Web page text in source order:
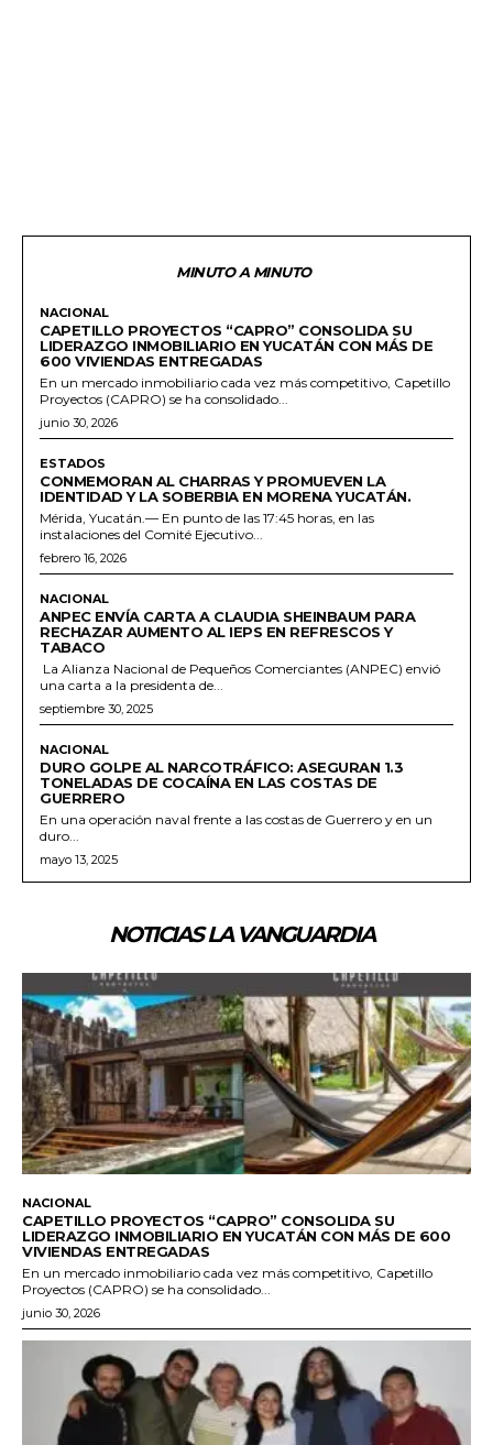
MINUTO A MINUTO
NACIONAL
CAPETILLO PROYECTOS “CAPRO” CONSOLIDA SU
LIDERAZGO INMOBILIARIO EN YUCATÁN CON MÁS DE
600 VIVIENDAS ENTREGADAS
En un mercado inmobiliario cada vez más competitivo, Capetillo
Proyectos (CAPRO) se ha consolidado...
junio 30, 2026
ESTADOS
CONMEMORAN AL CHARRAS Y PROMUEVEN LA
IDENTIDAD Y LA SOBERBIA EN MORENA YUCATÁN.
Mérida, Yucatán.— En punto de las 17:45 horas, en las
instalaciones del Comité Ejecutivo...
febrero 16, 2026
NACIONAL
ANPEC ENVÍA CARTA A CLAUDIA SHEINBAUM PARA
RECHAZAR AUMENTO AL IEPS EN REFRESCOS Y
TABACO
La Alianza Nacional de Pequeños Comerciantes (ANPEC) envió
una carta a la presidenta de...
septiembre 30, 2025
NACIONAL
DURO GOLPE AL NARCOTRÁFICO: ASEGURAN 1.3
TONELADAS DE COCAÍNA EN LAS COSTAS DE
GUERRERO
En una operación naval frente a las costas de Guerrero y en un
duro...
mayo 13, 2025
NOTICIAS LA VANGUARDIA
NACIONAL
CAPETILLO PROYECTOS “CAPRO” CONSOLIDA SU
LIDERAZGO INMOBILIARIO EN YUCATÁN CON MÁS DE 600
VIVIENDAS ENTREGADAS
En un mercado inmobiliario cada vez más competitivo, Capetillo
Proyectos (CAPRO) se ha consolidado...
junio 30, 2026